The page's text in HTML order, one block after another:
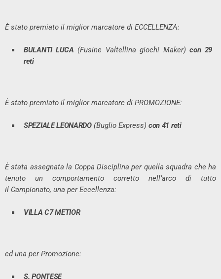
È stato premiato il miglior marcatore di ECCELLENZA:
BULANTI LUCA (Fusine Valtellina giochi Maker)con 29
reti
È stato premiato il miglior marcatore di PROMOZIONE:
SPEZIALE LEONARDO(Buglio Express) con 41 reti
È stata assegnata la Coppa Disciplina per quella squadra che ha
tenuto un comportamento corretto nell’arco di tutto
il Campionato, una per Eccellenza:
VILLA C7 METIOR
ed una per Promozione:
S. PONTESE